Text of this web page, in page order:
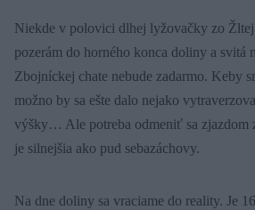
Niekde v polovici dlhej lyžovačky zo
pozerám do horného konca doliny a svitá
Zbojníckej chate nebude zadarmo. Keby
možno by sa ešte dalo nejako
výšky… Ale potreba odmeniť sa zjazdom
je silnejšia ako pud sebazáchovy.
Na dne doliny sa vraciame do reality. Je